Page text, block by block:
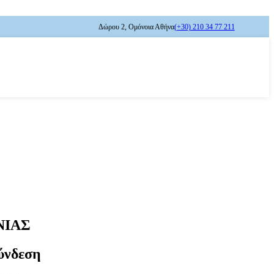
Δώρου 2, Ομόνοια Αθήνα(+30) 210 34 77 211